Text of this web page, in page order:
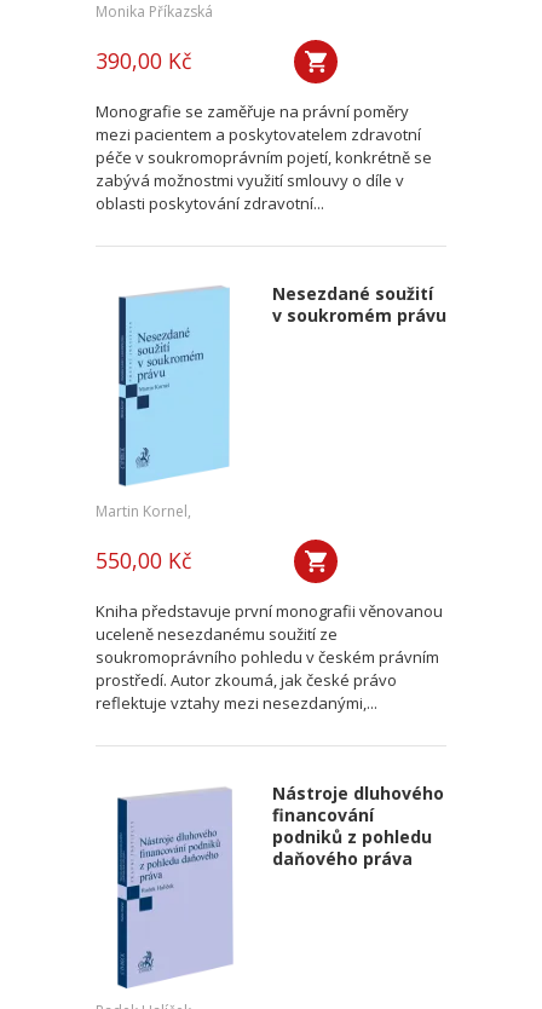
Monika Příkazská
390,00 Kč
Monografie se zaměřuje na právní poměry
mezi pacientem a poskytovatelem zdravotní
péče v soukromoprávním pojetí, konkrétně se
zabývá možnostmi využití smlouvy o díle v
oblasti poskytování zdravotní...
Nesezdané soužití
v soukromém právu
Martin Kornel,
550,00 Kč
Kniha představuje první monografii věnovanou
uceleně nesezdanému soužití ze
soukromoprávního pohledu v českém právním
prostředí. Autor zkoumá, jak české právo
reflektuje vztahy mezi nesezdanými,...
Nástroje dluhového
financování
podniků z pohledu
daňového práva